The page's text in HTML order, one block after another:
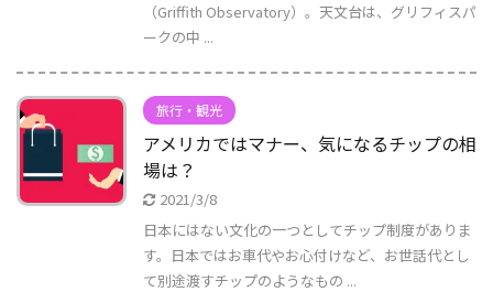
（Griffith Observatory）。天文台は、グリフィスパ
ークの中 ...
旅行・観光
アメリカではマナー、気になるチップの相
場は？
2021/3/8
日本にはない文化の一つとしてチップ制度がありま
す。日本ではお車代やお心付けなど、お世話代とし
て別途渡すチップのようなもの ...